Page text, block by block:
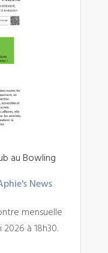
au Bowling
News
mensuelle
à 18h30.